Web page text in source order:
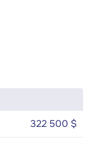
322 500 $